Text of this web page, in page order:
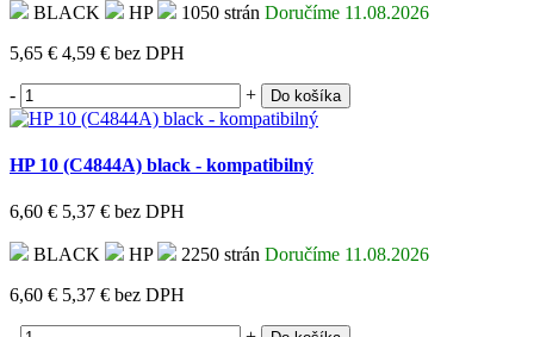
BLACK HP 1050 strán Doručíme 11.08.2026
5,65 € 4,59 € bez DPH
- + Do košíka
HP 10 (C4844A) black - kompatibilný
6,60 € 5,37 € bez DPH
BLACK HP 2250 strán Doručíme 11.08.2026
6,60 € 5,37 € bez DPH